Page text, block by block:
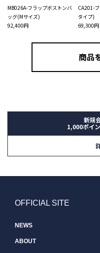
MB026A-フラップボストンバ
ッグ(Mサイズ)
92,400円
CA201-
タイプ)
69,300円
商品
新規
1,000ポイ
OFFICIAL SITE
NEWS
ABOUT